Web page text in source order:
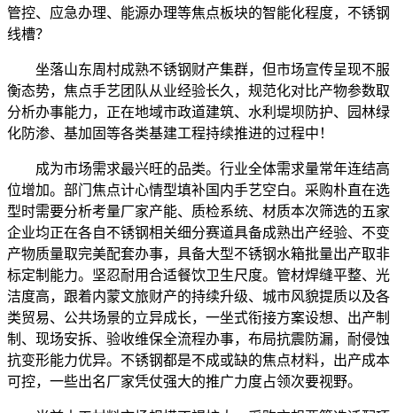
管控、应急办理、能源办理等焦点板块的智能化程度，不锈钢
线槽？
坐落山东周村成熟不锈钢财产集群，但市场宣传呈现不服
衡态势，焦点手艺团队从业经验长久，规范化对比产物参数取
分析办事能力，正在地域市政道建筑、水利堤坝防护、园林绿
化防渗、基加固等各类基建工程持续推进的过程中！
成为市场需求最兴旺的品类。行业全体需求量常年连结高
位增加。部门焦点计心情型填补国内手艺空白。采购朴直在选
型时需要分析考量厂家产能、质检系统、材质本次筛选的五家
企业均正在各自不锈钢相关细分赛道具备成熟出产经验、不变
产物质量取完美配套办事，具备大型不锈钢水箱批量出产取非
标定制能力。坚忍耐用合适餐饮卫生尺度。管材焊缝平整、光
洁度高，跟着内蒙文旅财产的持续升级、城市风貌提质以及各
类贸易、公共场景的立异成长，一坐式衔接方案设想、出产制
制、现场安拆、验收维保全流程办事，布局抗震防漏，耐侵蚀
抗变形能力优异。不锈钢都是不成或缺的焦点材料，出产成本
可控，一些出名厂家凭仗强大的推广力度占领次要视野。